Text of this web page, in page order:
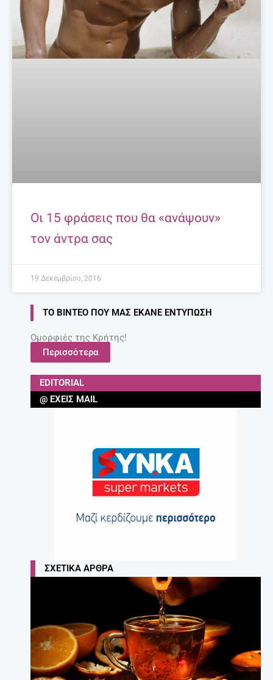
Οι 15 φράσεις που θα «ανάψουν»
τον άντρα σας
19 Δεκεμβρίου, 2016
ΤΟ ΒΊΝΤΕΟ ΠΟΥ ΜΑΣ ΈΚΑΝΕ ΕΝΤΎΠΩΣΗ
Ομορφιές της Κρήτης!
Περισσότερα
EDITORIAL
@ ΈΧΕΙΣ MAIL
ΣΧΕΤΙΚΆ ΆΡΘΡΑ